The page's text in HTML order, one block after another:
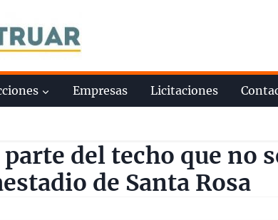
Empresas Licitaciones
del techo que no
de Santa Rosa